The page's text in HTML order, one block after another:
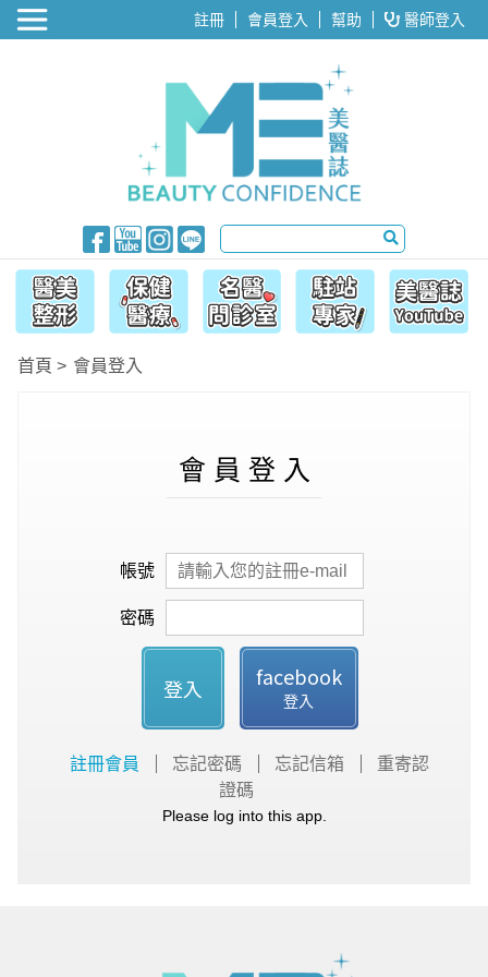
醫美整形 註冊 會員登入 幫助 醫師登入
首頁 會員登入
會 員 登 入
帳號
密碼
登入 facebook
登入
註冊會員 忘記密碼 忘記信箱
重寄認
證碼
Please log into this app.